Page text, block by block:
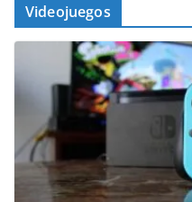
Videojuegos